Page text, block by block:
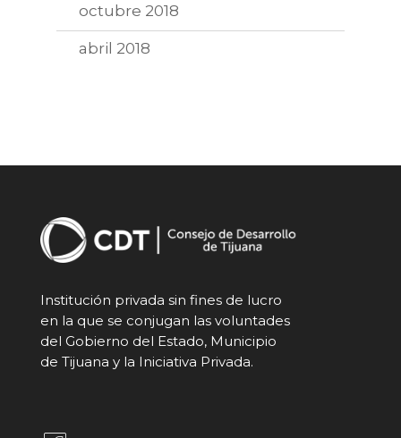
octubre 2018
abril 2018
Institución privada sin fines de lucro
en la que se conjugan las voluntades
del Gobierno del Estado, Municipio
de Tijuana y la Iniciativa Privada.